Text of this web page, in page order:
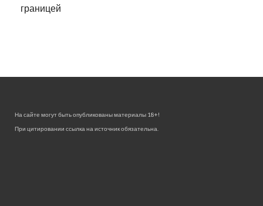
границей
На сайте могут быть опубликованы материалы 18+!
При цитировании ссылка на источник обязательна.